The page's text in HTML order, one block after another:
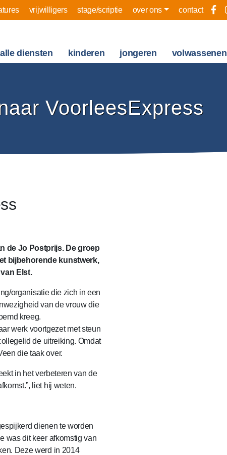
vrijwilligers stage/scriptie over ons contact
alle diensten kinderen jongeren volwassenen
VoorleesExpress
de Jo Postprijs. De groep
bijbehorende kunstwerk,
Elst.
organisatie die zich in een
van de vrouw die
kreeg.
werk voortgezet met steun
de uitreiking. Omdat
die taak over.
in het verbeteren van de
liet hij weten.
dienen te worden
was dit keer afkomstig van
Deze werd in 2014